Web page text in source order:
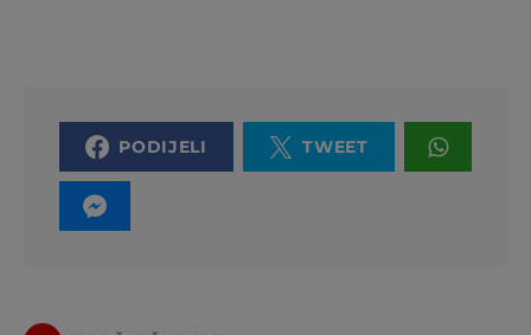
PODIJELI TWEET